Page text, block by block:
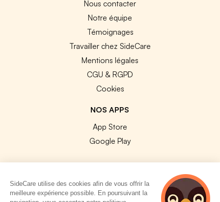
Nous contacter
Notre équipe
Témoignages
Travailler chez SideCare
Mentions légales
CGU & RGPD
Cookies
NOS APPS
App Store
Google Play
SideCare utilise des cookies afin de vous offrir la
meilleure expérience possible. En poursuivant la